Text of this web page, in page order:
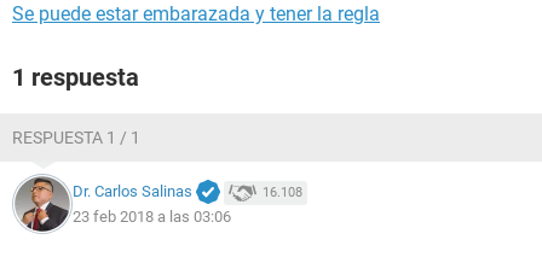
Se puede estar embarazada y tener la regla
1 respuesta
RESPUESTA 1 / 1
Dr. Carlos Salinas 16.108
23 feb 2018 a las 03:06